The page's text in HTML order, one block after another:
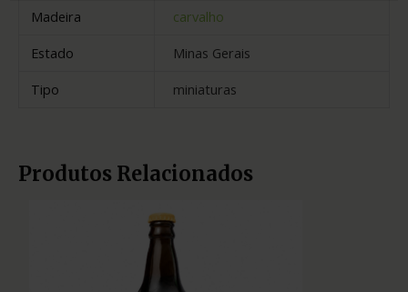
Madeira
carvalho
Estado
Minas Gerais
Tipo
miniaturas
Produtos Relacionados